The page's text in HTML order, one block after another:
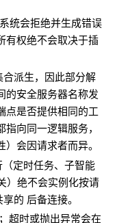
统会拒绝并生成错误
有权绝不会取决于插
派生，因此部分解
的安全服务器名称发
点是否提供相同的工
向同一逻辑服务，
会因请求者而异。
（定时任务、子智能
）绝不会实例化按请
的 后备连接。
超时或抛出异常会在